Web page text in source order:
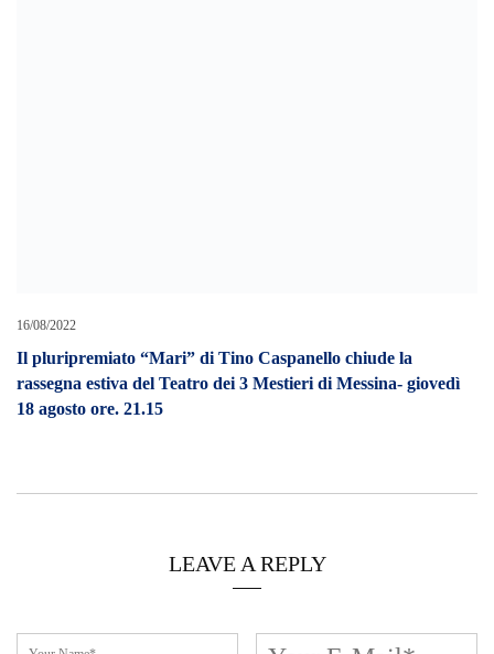
16/08/2022
Il pluripremiato “Mari” di Tino Caspanello chiude la
rassegna estiva del Teatro dei 3 Mestieri di Messina- giovedì
18 agosto ore. 21.15
LEAVE A REPLY